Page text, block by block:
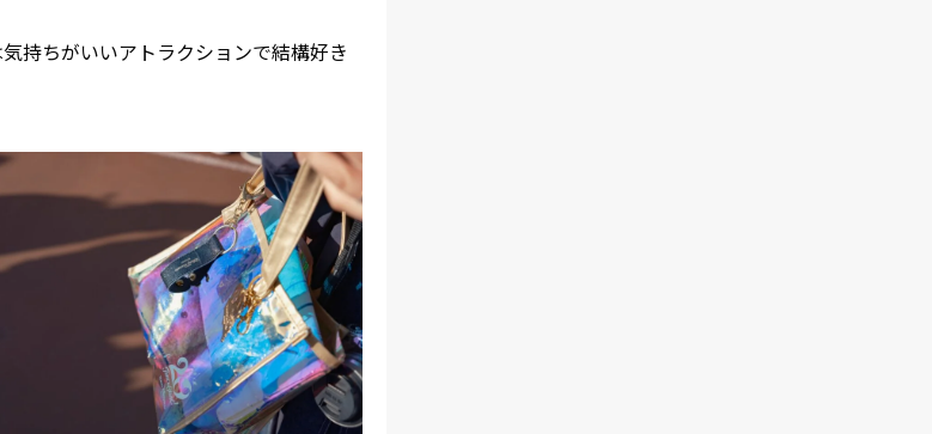
持ちがいいアトラクションで結構好き